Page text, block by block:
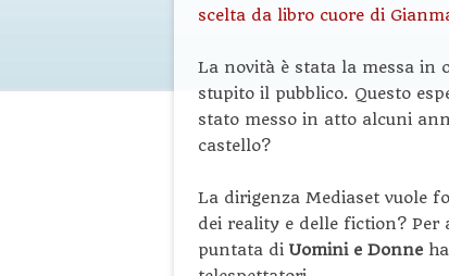
scelta da libro cuore di
La novità è stata la messa in
stupito il pubblico. Questo
stato messo in atto alcuni
castello?
La dirigenza Mediaset vuole
dei reality e delle fiction? Per
puntata di Uomini e Donne